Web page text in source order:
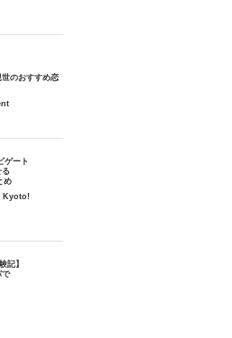
のおすすめ恋
ゲート
る
め
Kyoto!
記】
で